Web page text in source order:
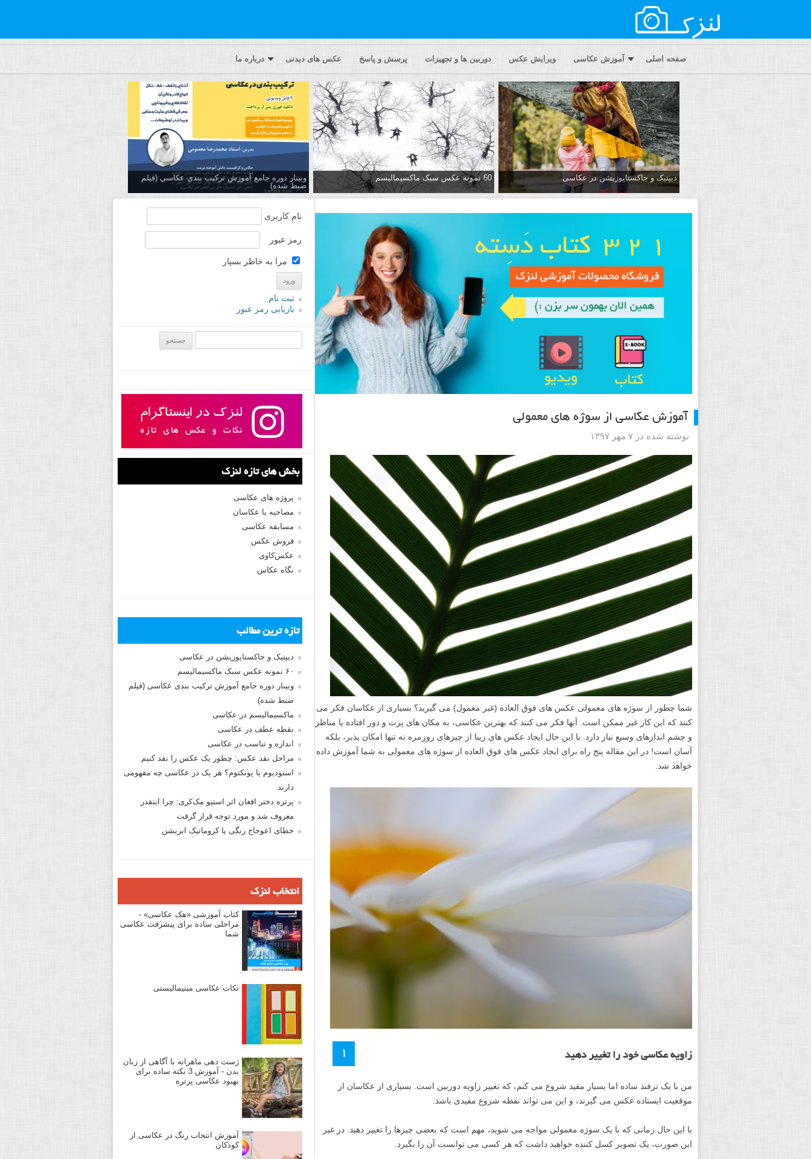
صفحه اصلی آموزش عکاسی ویرایش عکس دوربین ها و تجهیزات پرسش و پاسخ عکس های دیدنی درباره ما
دیپتیک و جاکستا‌پوزیشن در عکاسی 60 نمونه عکس سبک ماکسیمالیسم
وبینار دوره جامع آموزش تركيب بندي عكاسي (فیلم
ضبط شده)
آموزش عکاسی از سوژه های معمولی
نوشته شده در ۷ مهر ۱۳۹۷
شما چطور از سوژه های معمولی عکس های فوق العاده (غیر معمول) می گیرید؟ بسیاری از عکاسان فکر می
کنند که این کار غیر ممکن است. آنها فکر می کنند که بهترین عکاسی، به مکان های پرت و دور افتاده یا مناظر
و چشم اندازهای وسیع نیاز دارد. با این حال ایجاد عکس های زیبا از چیزهای روزمره نه تنها امکان پذیر، بلکه
آسان است! در این مقاله پنج راه برای ایجاد عکس های فوق العاده از سوژه های معمولی به شما آموزش داده
خواهد شد.
۱ زاویه عکاسی خود را تغییر دهید
من با یک ترفند ساده اما بسیار مفید شروع می کنم، که تغییر زاویه دوربین است. بسیاری از عکاسان از
موقعیت ایستاده عکس می گیرند، و این می تواند نقطه شروع مفیدی باشد.
با این حال زمانی که با یک سوژه معمولی مواجه می شوید، مهم است که بعضی چیزها را تغییر دهید. در غیر
این صورت، یک تصویر کسل کننده خواهید داشت که هر کسی می توانست آن را بگیرد.
نام کاربری
رمز عبور
مرا به خاطر بسپار
ثبت نام
بازیابی رمز عبور
بخش های تازه لنزک
پروژه های عکاسی
مصاحبه با عکاسان
مسابقه عکاسی
فروش عکس
عکس‌کاوی
نگاه عکاس
تازه ترین مطالب
دیپتیک و جاکستا‌پوزیشن در عکاسی
۶۰ نمونه عکس سبک ماکسیمالیسم
وبینار دوره جامع آموزش ترکیب بندی عکاسی (فیلم
ضبط شده)
ماکسیمالیسم در عکاسی
نقطه عطف در عکاسی
اندازه و تناسب در عکاسی
مراحل نقد عکس: چطور یک عکس را نقد کنیم
استودیوم یا پونکتوم؟ هر یک در عکاسی چه مفهومی
دارند
پرتره دختر افغان اثر استیو مک‌کری: چرا اینقدر
معروف شد و مورد توجه قرار گرفت
خطای اعوجاج رنگی یا کروماتیک ابریشن
انتخاب لنزک
کتاب آموزشی «هک عکاسی» -
مراحلی ساده برای پیشرفت عکاسی
شما
نکات عکاسی مینیمالیستی
ژست دهی ماهرانه با آگاهی از زبان
بدن - آموزش 3 نکته ساده برای
بهبود عکاسی پرتره
آموزش انتخاب رنگ در عکاسی از
کودکان